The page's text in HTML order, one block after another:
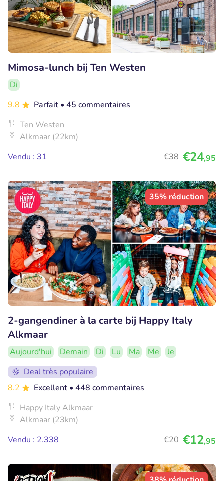
Mimosa-lunch bij Ten Westen
Di
9.8
Parfait • 45 commentaires
Ten Westen
Alkmaar (22km)
Vendu : 31
€38 €24,95
35% réduction
2-gangendiner à la carte bij Happy Italy
Alkmaar
Aujourd'hui Demain Di Lu Ma Me
Je
Deal très populaire
8.2
Excellent • 448 commentaires
Happy Italy Alkmaar
Alkmaar (23km)
Vendu : 2.338
€20 €12,95